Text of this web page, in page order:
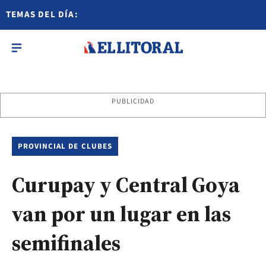
TEMAS DEL DÍA:
PUBLICIDAD
PROVINCIAL DE CLUBES
Curupay y Central Goya
van por un lugar en las
semifinales